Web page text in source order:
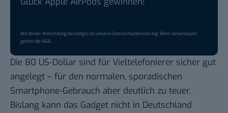
Mit deiner Anmeldung bestätigst du unsereDatenschutzerklärung. Beim Gewinnspiel
gelten dieAGB.
Die 80 US-Dollar sind für Vieltelefonierer sicher gut
angelegt – für den normalen, sporadischen
Smartphone-Gebrauch aber deutlich zu teuer.
Bislang kann das Gadget nicht in Deutschland